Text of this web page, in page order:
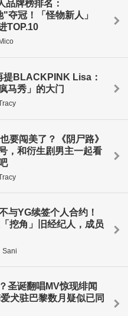
品牌榜排名：
冠！「怪物新人」
TOP.10
Mico
提BLACKPINK Lisa：
马秀」的大门
要闯美了？《阴尸路》
，和衍生剧男主一起看
与YG续签个人合约！
挖角」旧经纪人，成员
Sani
圣诞翻唱MV惊现绯闻
犬驻巴黎数月疑似已同